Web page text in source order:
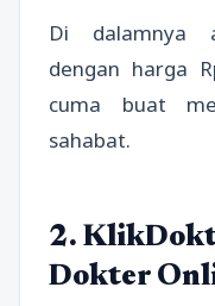
Di dalamnya
dengan harga
cuma buat
sahabat.
2.
Dokter